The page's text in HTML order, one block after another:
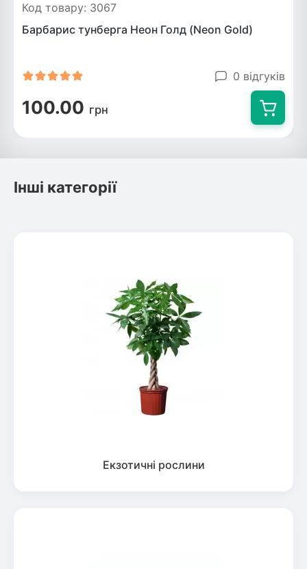
Код товару: 3067
Барбарис тунберга Неон Голд (Neon Gold)
0 відгуків
100.00 грн
Інші категорії
Екзотичні рослини